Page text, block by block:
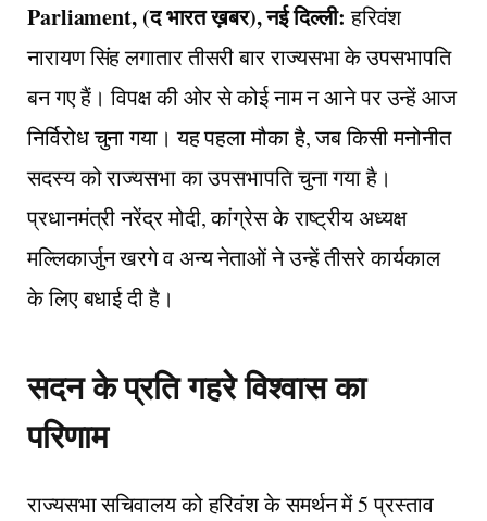
Parliament, (द भारत ख़बर), नई दिल्ली: हरिवंश
नारायण सिंह लगातार तीसरी बार राज्यसभा के उपसभापति
बन गए हैं। विपक्ष की ओर से कोई नाम न आने पर उन्हें आज
निर्विरोध चुना गया। यह पहला मौका है, जब किसी मनोनीत
सदस्य को राज्यसभा का उपसभापति चुना गया है।
प्रधानमंत्री नरेंद्र मोदी, कांग्रेस के राष्ट्रीय अध्यक्ष
मल्लिकार्जुन खरगे व अन्य नेताओं ने उन्हें तीसरे कार्यकाल
के लिए बधाई दी है।
सदन के प्रति गहरे विश्वास का
परिणाम
राज्यसभा सचिवालय को हरिवंश के समर्थन में 5 प्रस्ताव